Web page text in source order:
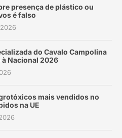
presença de plástico ou
é falso
do Cavalo Campolina
Nacional 2026
mais vendidos no
na UE